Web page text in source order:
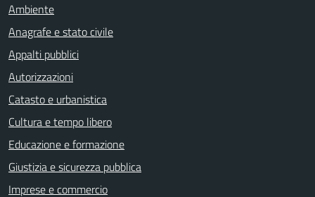
Ambiente
Anagrafe e stato civile
Appalti pubblici
Autorizzazioni
Catasto e urbanistica
Cultura e tempo libero
Educazione e formazione
Giustizia e sicurezza pubblica
Imprese e commercio